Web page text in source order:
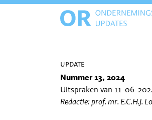
update
Nummer 13, 2024
Uitspraken van 11-06-
Redactie: prof. mr. E.C.H.J.